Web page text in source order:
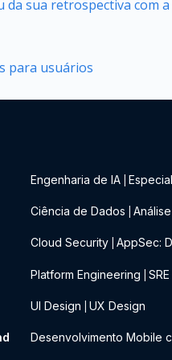
da sua retrospectiva com
para usuários
Engenharia de IA
Ciência de Dados
Cloud Security AppSec:
Platform Engineering
UI Design UX Design
Desenvolvimento Mobile